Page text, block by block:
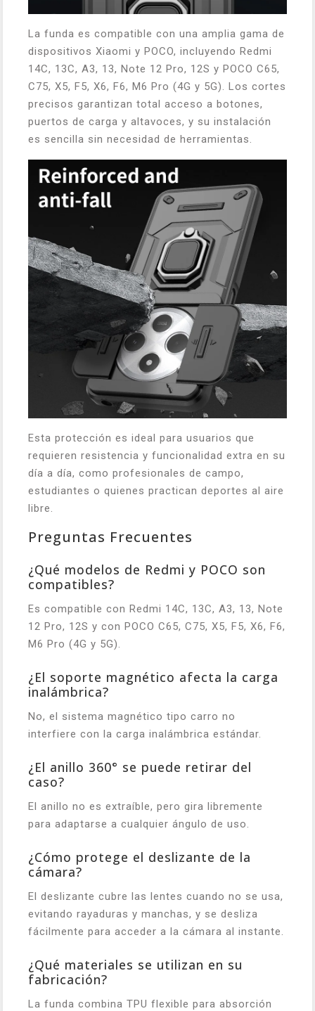
La funda es compatible con una amplia gama de
dispositivos Xiaomi y POCO, incluyendo Redmi
14C, 13C, A3, 13, Note 12 Pro, 12S y POCO C65,
C75, X5, F5, X6, F6, M6 Pro (4G y 5G). Los cortes
precisos garantizan total acceso a botones,
puertos de carga y altavoces, y su instalación
es sencilla sin necesidad de herramientas.
Esta protección es ideal para usuarios que
requieren resistencia y funcionalidad extra en su
día a día, como profesionales de campo,
estudiantes o quienes practican deportes al aire
libre.
Preguntas Frecuentes
¿Qué modelos de Redmi y POCO son
compatibles?
Es compatible con Redmi 14C, 13C, A3, 13, Note
12 Pro, 12S y con POCO C65, C75, X5, F5, X6, F6,
M6 Pro (4G y 5G).
¿El soporte magnético afecta la carga
inalámbrica?
No, el sistema magnético tipo carro no
interfiere con la carga inalámbrica estándar.
¿El anillo 360° se puede retirar del
caso?
El anillo no es extraíble, pero gira libremente
para adaptarse a cualquier ángulo de uso.
¿Cómo protege el deslizante de la
cámara?
El deslizante cubre las lentes cuando no se usa,
evitando rayaduras y manchas, y se desliza
fácilmente para acceder a la cámara al instante.
¿Qué materiales se utilizan en su
fabricación?
La funda combina TPU flexible para absorción